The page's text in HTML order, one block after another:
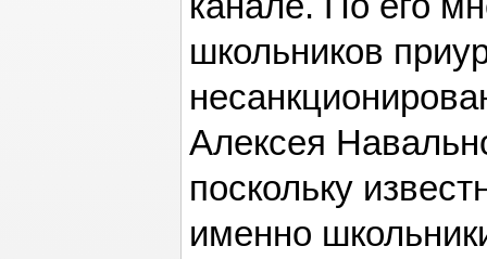
школьников
Алексея
поскольку
именно